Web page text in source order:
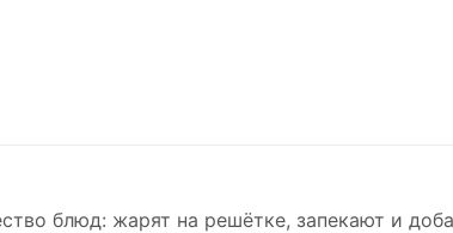
блюд: жарят на решётке, запекают и